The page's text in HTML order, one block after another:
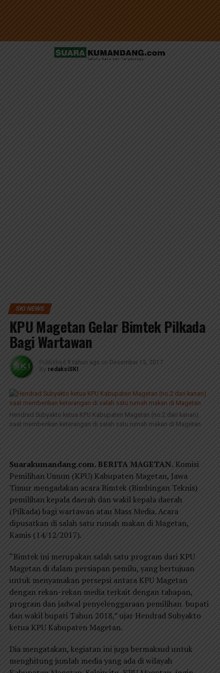
SKI NEWS
KPU Magetan Gelar Bimtek Pilkada
Bagi Wartawan
Published 9 tahun ago on Desember 15, 2017
By redaksiSKI
Hendrad Subyakto ketua KPU Kabupaten Magetan (no.2 dari kanan)
saat memberikan keterangan di salah satu rumah makan di Magetan
Suarakumandang.com. BERITA MAGETAN.Komisi
Pemilihan Umum (KPU) Kabupaten Magetan, Jawa
Timur mengadakan acara Bimtek (Bimbingan Teknis)
pemilihan kepala daerah dan wakil kepala daerah
(Pilkada) bagi wartawan atau Mass Media. Acara
dipusatkan di salah satu rumah makan di Magetan,
Kamis (14/12/2017).
“Bimtek ini merupakan salah satu program dari KPU
Magetan di dalam persiapan pemilu, yang bertujuan
untuk menyamakan persepsi antara KPU Magetan
dengan rekan-rekan media terkait dengan tahapan,
program dan jadwal penyelenggaraan pemilihan bupati
dan wakil bupati Tahun 2018,” ujar Hendrad Subyakto
ketua KPU Kabupaten Magetan.
Dia mengatakan, kegiatan ini juga bermaksud untuk
menghitung jumlah media yang ada di wilayah